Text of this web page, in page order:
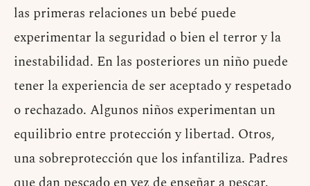
las primeras relaciones un bebé puede
experimentar la seguridad o bien el terror y la
inestabilidad. En las posteriores un niño puede
tener la experiencia de ser aceptado y respetado
o rechazado. Algunos niños experimentan un
equilibrio entre protección y libertad. Otros,
una sobreprotección que los infantiliza. Padres